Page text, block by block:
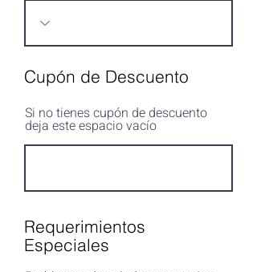
Cupón de Descuento
Si no tienes cupón de descuento
deja este espacio vacío
Requerimientos
Especiales